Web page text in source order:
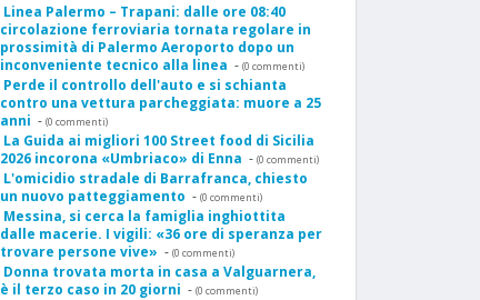
Linea Palermo – Trapani: dalle ore 08:40
circolazione ferroviaria tornata regolare in
prossimità di Palermo Aeroporto dopo un
inconveniente tecnico alla linea - (0 commenti)
Perde il controllo dell'auto e si schianta
contro una vettura parcheggiata: muore a 25
anni - (0 commenti)
La Guida ai migliori 100 Street food di Sicilia
2026 incorona «Umbriaco» di Enna - (0 commenti)
L'omicidio stradale di Barrafranca, chiesto
un nuovo patteggiamento - (0 commenti)
Messina, si cerca la famiglia inghiottita
dalle macerie. I vigili: «36 ore di speranza per
trovare persone vive» - (0 commenti)
Donna trovata morta in casa a Valguarnera,
è il terzo caso in 20 giorni - (0 commenti)